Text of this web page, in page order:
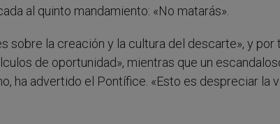
al quinto mandamiento: «No matarás».
sobre la creación y la cultura del descarte», y
de oportunidad», mientras que un
ha advertido el Pontífice. «Esto es despreciar la